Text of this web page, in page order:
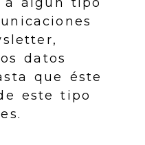
datos
que éste
este tipo